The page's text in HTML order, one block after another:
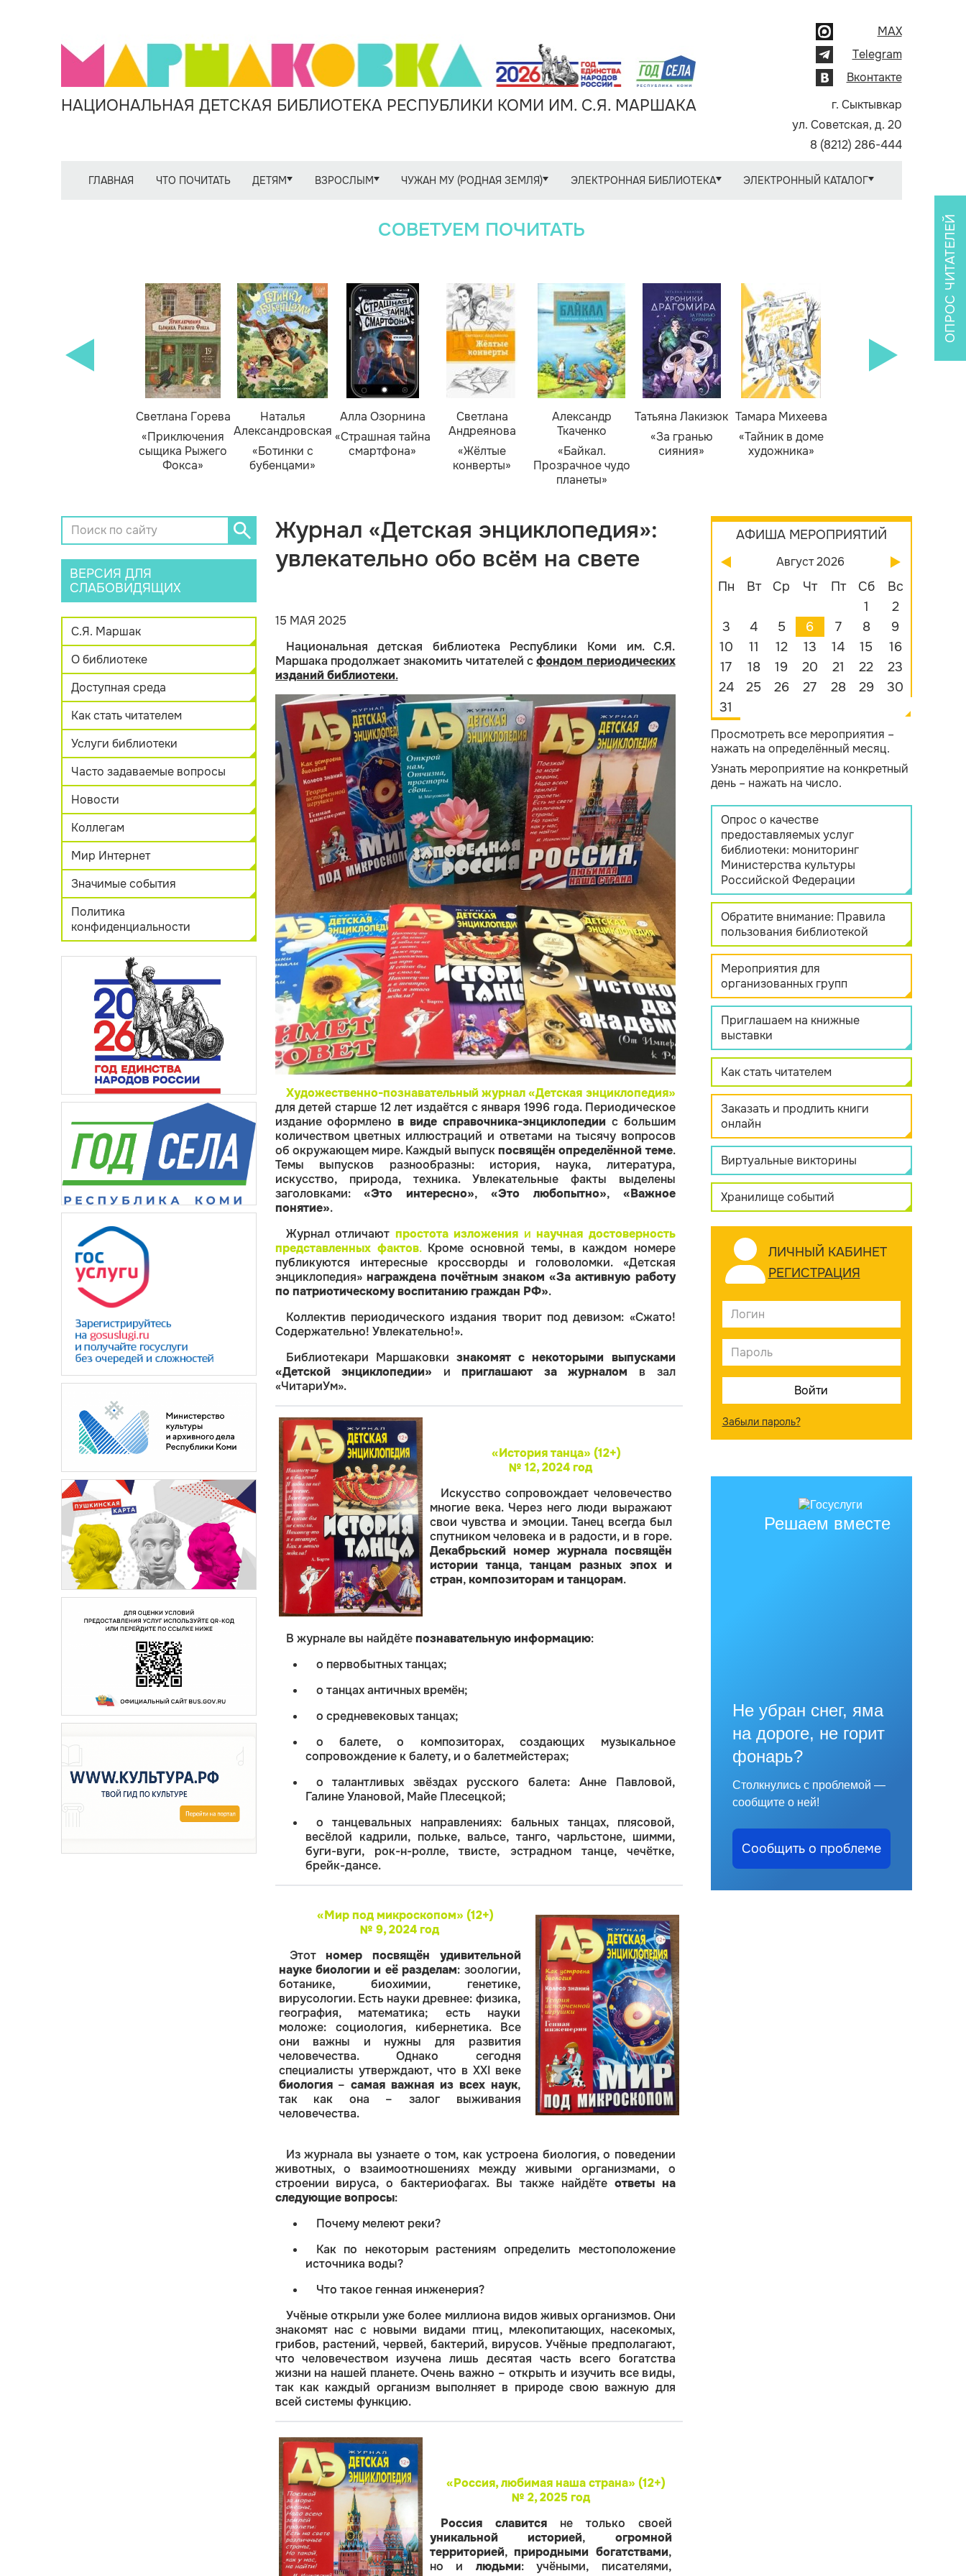
НАЦИОНАЛЬНАЯ ДЕТСКАЯ БИБЛИОТЕКА РЕСПУБЛИКИ КОМИ ИМ. С.Я. МАРШАКА
MAX
Telegram
Вконтакте
г. Сыктывкар
ул. Советская, д. 20
8 (8212) 286-444
ГЛАВНАЯ ЧТО ПОЧИТАТЬ ДЕТЯМ ВЗРОСЛЫМ ЧУЖАН МУ (РОДНАЯ ЗЕМЛЯ) ЭЛЕКТРОННАЯ БИБЛИОТЕКА ЭЛЕКТРОННЫЙ КАТАЛОГ
СОВЕТУЕМ ПОЧИТАТЬ
Светлана Горева
«Приключения
сыщика Рыжего
Фокса»
Наталья
Александровская
«Ботинки с
бубенцами»
Алла Озорнина
«Страшная тайна
смартфона»
Светлана
Андреянова
«Жёлтые
конверты»
Александр
Ткаченко
«Байкал.
Прозрачное чудо
планеты»
Татьяна Лакизюк
«За гранью
сияния»
Тамара Михеева
«Тайник в доме
художника»
ВЕРСИЯ ДЛЯ
СЛАБОВИДЯЩИХ
С.Я. Маршак
О библиотеке
Доступная среда
Как стать читателем
Услуги библиотеки
Часто задаваемые вопросы
Новости
Коллегам
Мир Интернет
Значимые события
Политика
конфиденциальности
Журнал «Детская энциклопедия»:
увлекательно обо всём на свете
15 МАЯ 2025
Национальная детская библиотека Республики Коми им. С.Я.
Маршака продолжает знакомить читателей сфондом периодических
изданий библиотеки.
Художественно-познавательный журнал «Детская энциклопедия»
для детей старше 12 лет издаётся с января 1996 года. Периодическое
издание оформленов виде справочника-энциклопедии с большим
количеством цветных иллюстраций и ответами на тысячу вопросов
об окружающем мире. Каждый выпускпосвящён определённой теме.
Темы выпусков разнообразны: история, наука, литература,
искусство, природа, техника. Увлекательные факты выделены
заголовками:«Это интересно», «Это любопытно», «Важное
понятие».
Журнал отличают простота изложения и научная достоверность
представленных фактов.Кроме основной темы, в каждом номере
публикуются интересные кроссворды и головоломки. «Детская
энциклопедия» награждена почётным знаком «За активную работу
по патриотическому воспитанию граждан РФ».
Коллектив периодического издания творит под девизом: «Сжато!
Содержательно! Увлекательно!».
Библиотекари Маршаковки знакомят с некоторыми выпусками
«Детской энциклопедии» иприглашают за журналом в зал
«ЧитариУм».
«История танца» (12+)
№ 12,2024 год
Искусство сопровождает человечество
многие века. Через него люди выражают
свои чувства и эмоции. Танец всегда был
спутником человека и в радости, и в горе.
Декабрьский номер журнала посвящён
истории танца, танцам разных эпох и
стран,композиторам и танцорам.
В журнале вы найдётепознавательную информацию:
о первобытных танцах;
о танцах античных времён;
о средневековых танцах;
о балете, о композиторах, создающих музыкальное
сопровождение к балету, и о балетмейстерах;
о талантливых звёздах русского балета: Анне Павловой,
Галине Улановой, Майе Плесецкой;
о танцевальных направлениях: бальных танцах, плясовой,
весёлой кадрили, польке, вальсе, танго, чарльстоне, шимми,
буги-вуги, рок-н-ролле, твисте, эстрадном танце, чечётке,
брейк-дансе.
«Мир под микроскопом» (12+)
№ 9,2024 год
Этотномер посвящён удивительной
науке биологии и её разделам: зоологии,
ботанике, биохимии, генетике,
вирусологии. Есть науки древнее: физика,
география, математика; есть науки
моложе: социология, кибернетика. Все
они важны и нужны для развития
человечества. Однако сегодня
специалисты утверждают, что в XXI веке
биология–самая важная из всех наук,
так как она – залог выживания
человечества.
Из журнала вы узнаете о том, как устроена биология, о поведении
животных, о взаимоотношениях между живыми организмами, о
строении вируса, о бактериофагах. Вы также найдёте ответы на
следующие вопросы:
Почему мелеют реки?
Как по некоторым растениям определить местоположение
источника воды?
Что такое генная инженерия?
Учёные открыли уже более миллиона видов живых организмов. Они
знакомят нас с новыми видами птиц, млекопитающих, насекомых,
грибов, растений, червей, бактерий, вирусов. Учёные предполагают,
что человечеством изучена лишь десятая часть всего богатства
жизни на нашей планете. Очень важно – открыть и изучить все виды,
так как каждый организм выполняет в природе свою важную для
всей системы функцию.
«Россия, любимая наша страна» (12+)
№ 2,2025 год
Россия славитсяне только своей
уникальной историей, огромной
территорией, природными богатствами,
но и людьми: учёными, писателями,
АФИША МЕРОПРИЯТИЙ
Август 2026
Пн Вт Ср Чт Пт Сб
Вс
1
2
3
4 5 6 7 8
9
10
11 12 13 14 15
16
17
18 19 20 21 22
23
24
25 26 27 28 29
30
31
Просмотреть все мероприятия –
нажать на определённый месяц.
Узнать мероприятие на конкретный
день – нажать на число.
Опрос о качестве
предоставляемых услуг
библиотеки: мониторинг
Министерства культуры
Российской Федерации
Обратите внимание: Правила
пользования библиотекой
Мероприятия для
организованных групп
Приглашаем на книжные
выставки
Как стать читателем
Заказать и продлить книги
онлайн
Виртуальные викторины
Хранилище событий
ЛИЧНЫЙ КАБИНЕТ
РЕГИСТРАЦИЯ
Забыли пароль?
Решаем вместе
Не убран снег, яма
на дороге, не горит
фонарь?
Столкнулись с проблемой —
сообщите о ней!
Сообщить о проблеме
ОПРОС ЧИТАТЕЛЕЙ